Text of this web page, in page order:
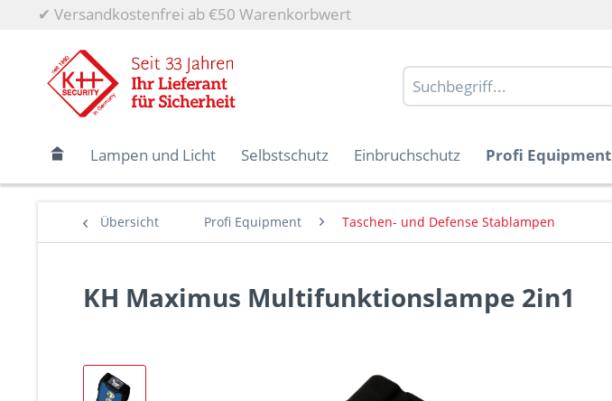
✔ Versandkostenfrei ab €50 Warenkorbwert
Lampen und Licht Selbstschutz Einbruchschutz Profi Equipment
Übersicht Profi Equipment Taschen- und Defense Stablampen
KH Maximus Multifunktionslampe 2in1